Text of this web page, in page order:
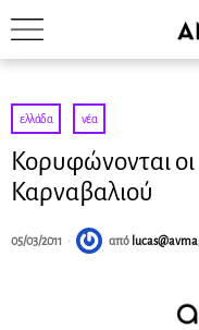
ελλάδα · νέα
Κορυφώνονται
Καρναβαλιού
05/03/2011 από